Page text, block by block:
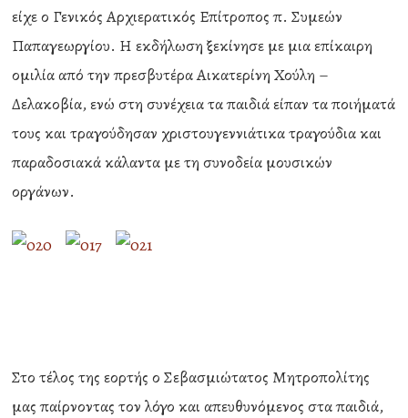
είχε ο Γενικός Αρχιερατικός Επίτροπος π. Συμεών
Παπαγεωργίου. Η εκδήλωση ξεκίνησε με μια επίκαιρη
ομιλία από την πρεσβυτέρα Αικατερίνη Χούλη –
Δελακοβία, ενώ στη συνέχεια τα παιδιά είπαν τα ποιήματά
τους και τραγούδησαν χριστουγεννιάτικα τραγούδια και
παραδοσιακά κάλαντα με τη συνοδεία μουσικών
οργάνων.
Στο τέλος της εορτής ο Σεβασμιώτατος Μητροπολίτης
μας παίρνοντας τον λόγο και απευθυνόμενος στα παιδιά,